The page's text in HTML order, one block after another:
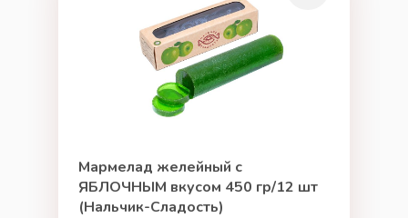
Мармелад желейный с
ЯБЛОЧНЫМ вкусом 450 гр/12 шт
(Нальчик-Сладость)